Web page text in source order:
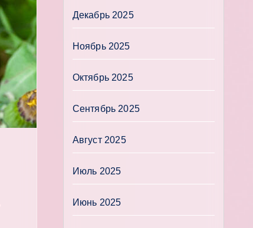
Декабрь 2025
Ноябрь 2025
Октябрь 2025
Сентябрь 2025
Август 2025
Июль 2025
Июнь 2025